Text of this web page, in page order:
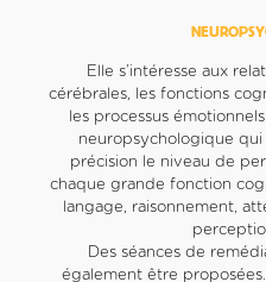
Elle s’intéresse aux
cérébrales, les fonctions
les processus
neuropsychologique
précision le niveau de
chaque grande fonction
langage, raisonnement,
Des séances de
également être